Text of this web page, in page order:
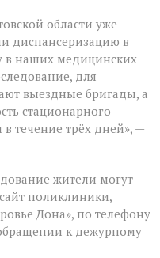
области уже
диспансеризацию в
в наших медицинских
для
выездные бригады, а
стационарного
течение трёх дней», —
жители могут
поликлиники,
Дона», по телефону
к дежурному